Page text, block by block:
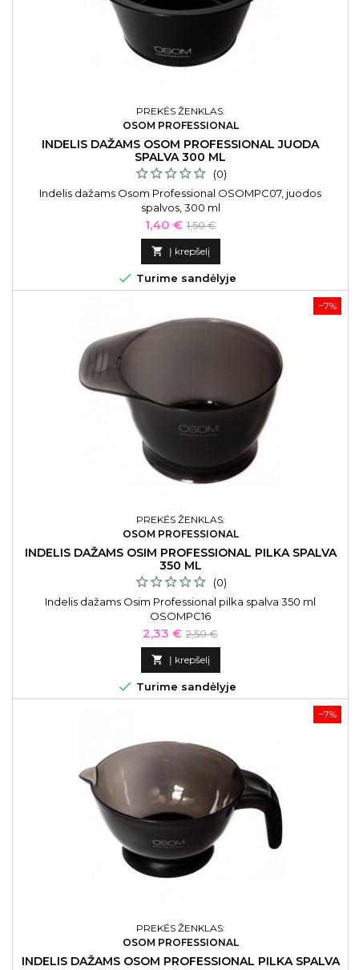
PREKĖS ŽENKLAS:
OSOM PROFESSIONAL
INDELIS DAŽAMS OSOM PROFESSIONAL JUODA
SPALVA 300 ML
(0)
Indelis dažams Osom Professional OSOMPC07, juodos
spalvos, 300 ml
Kaina
1,40 € Bazinė
kaina
1,50 €
 Į krepšelį
 Turime sandėlyje
−7%
PREKĖS ŽENKLAS:
OSOM PROFESSIONAL
INDELIS DAŽAMS OSIM PROFESSIONAL PILKA SPALVA
350 ML
(0)
Indelis dažams Osim Professional pilka spalva 350 ml
OSOMPC16
Kaina
2,33 € Bazinė
kaina
2,50 €
 Į krepšelį
 Turime sandėlyje
−7%
PREKĖS ŽENKLAS:
OSOM PROFESSIONAL
INDELIS DAŽAMS OSOM PROFESSIONAL PILKA SPALVA